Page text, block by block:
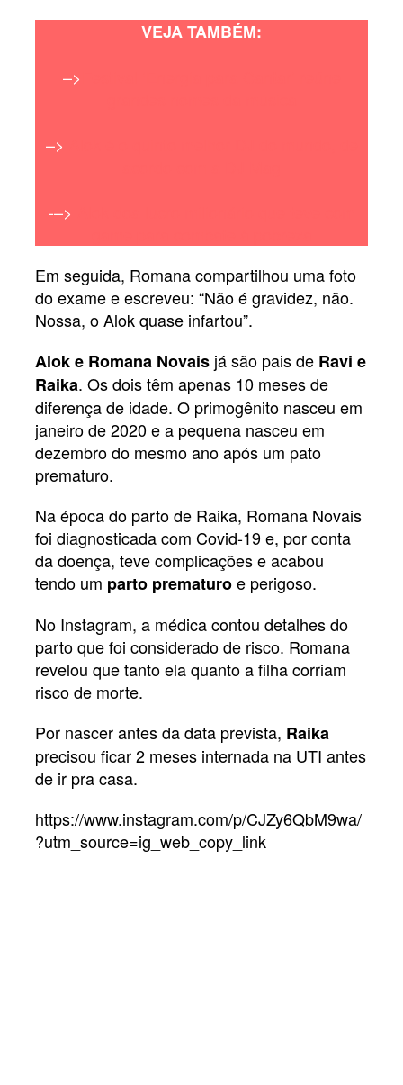
VEJA TAMBÉM:
–>
–>
-–>
Em seguida, Romana compartilhou uma foto
do exame e escreveu: “Não é gravidez, não.
Nossa, o Alok quase infartou”.
Alok e Romana Novais já são pais de Ravi e
Raika. Os dois têm apenas 10 meses de
diferença de idade. O primogênito nasceu em
janeiro de 2020 e a pequena nasceu em
dezembro do mesmo ano após um pato
prematuro.
Na época do parto de Raika, Romana Novais
foi diagnosticada com Covid-19 e, por conta
da doença, teve complicações e acabou
tendo um parto prematuroe perigoso.
No Instagram, a médica contou detalhes do
parto que foi considerado de risco. Romana
revelou que tanto ela quanto a filha corriam
risco de morte.
Por nascer antes da data prevista, Raika
precisou ficar 2 meses internada na UTI antes
de ir pra casa.
https://www.instagram.com/p/CJZy6QbM9wa/
?utm_source=ig_web_copy_link